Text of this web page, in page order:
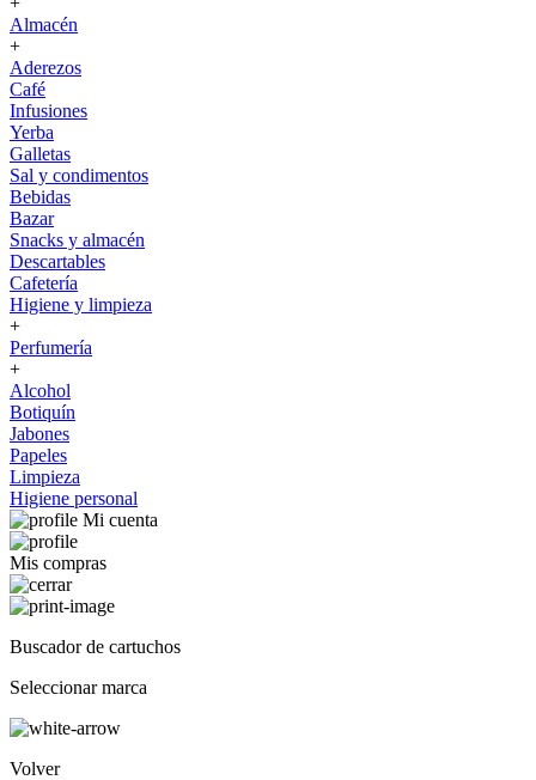
Almacén
+
Aderezos
Café
Infusiones
Yerba
Galletas
Sal y condimentos
Bebidas
Bazar
Snacks y almacén
Descartables
Cafetería
Higiene y limpieza
+
Perfumería
+
Alcohol
Botiquín
Jabones
Papeles
Limpieza
Higiene personal
Mi cuenta
Mis compras
Buscador de cartuchos
Seleccionar marca
Volver